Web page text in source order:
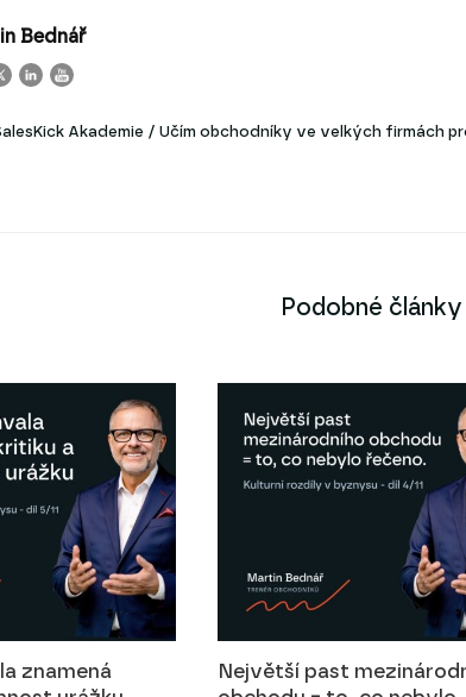
Bednář
Akademie / Učím obchodníky ve velkých firmách
Podobné články
znamená
Největší past